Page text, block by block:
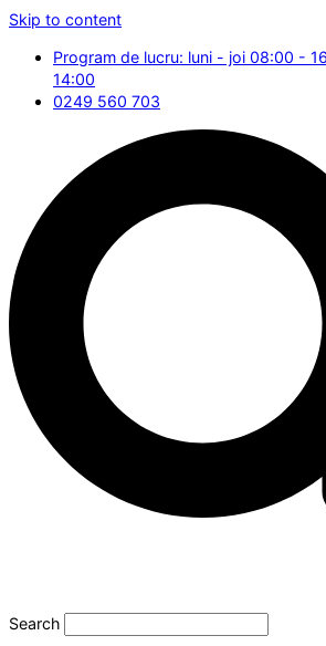
Skip to content
Program de lucru: luni - joi 08:00 -
14:00
0249 560 703
Search